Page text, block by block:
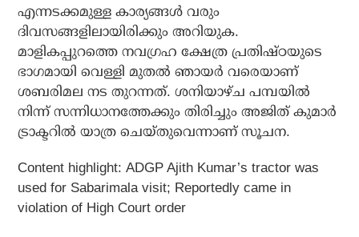
എന്നടക്കമുള്ള കാര്യങ്ങള്‍ വരും
ദിവസങ്ങളിലായിരിക്കും അറിയുക.
മാളികപ്പുറത്തെ നവഗ്രഹ ക്ഷേത്ര പ്രതിഷ്ഠയുടെ
ഭാഗമായി വെള്ളി മുതല്‍ ഞായര്‍ വരെയാണ്
ശബരിമല നട തുറന്നത്. ശനിയാഴ്ച പമ്പയില്‍
നിന്ന് സന്നിധാനത്തേക്കും തിരിച്ചും അജിത് കുമാര്‍
ട്രാക്ടറില്‍ യാത്ര ചെയ്തുവെന്നാണ് സൂചന.
Content highlight:ADGP Ajith Kumar’s tractor was
used for Sabarimala visit; Reportedly came in
violation of High Court order